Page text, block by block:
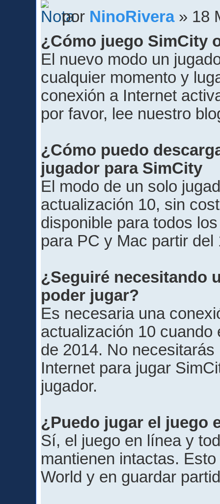
por NinoRivera» 18
¿Cómo juego SimCity
El nuevo modo un
cualquier momento y
conexión a Internet
por favor, lee nuestro
¿Cómo puedo
jugador para SimCity
El modo de un solo
actualización 10, sin
disponible para todos
para PC y Mac partir
¿Seguiré necesitando
poder jugar?
Es necesaria una
actualización 10 cuando
de 2014. No
Internet para jugar
jugador.
¿Puedo jugar el juego
Sí, el juego en línea y
mantienen intactas.
World y en guardar